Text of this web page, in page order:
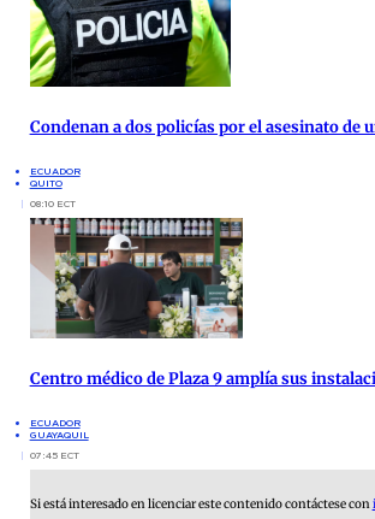
Condenan a dos policías por el asesinato
ECUADOR
QUITO
08:10 ECT
Centro médico de Plaza 9 amplía sus
ECUADOR
GUAYAQUIL
07:45 ECT
Si está interesado en licenciar este contenido contáctese con